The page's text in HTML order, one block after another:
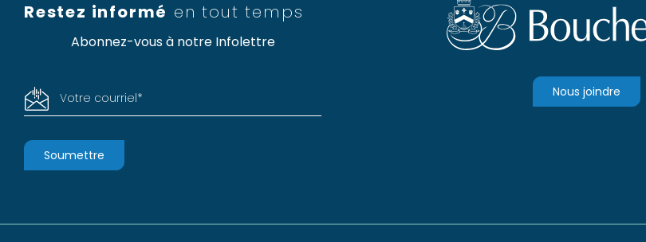
Restez informé en tout temps
Abonnez-vous à notre Infolettre
Votre courriel* Nous joindre